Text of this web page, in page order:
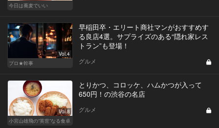
今日は蕎麦でいい
Vol.4
プロ★幹事
早稲田卒・エリート商社マンがおすすめす
る良店4選。サプライズのある“隠れ家レス
トラン”も登場！
グルメ
Vol.8
小宮山雄飛の“英世”なる食卓
とりかつ、コロッケ、ハムかつが入って
650円！の渋谷の名店
グルメ